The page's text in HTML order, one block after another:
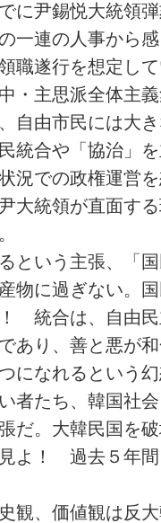
に尹錫悦大統領
一連の人事から
職遂行を想定し
・主思派全体主
自由市民には大
統合や「協治」
況での政権運営
大統領が直面す
。
という主張、「
物に過ぎない。
統合は、自由
あり、善と悪が
になれるという
者たち、韓国社
だ。大韓民国を
よ！ 過去５年
観、価値観は反